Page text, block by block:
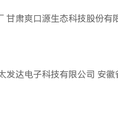
甘肃爽口源生态科技股份有
发达电子科技有限公司 安徽